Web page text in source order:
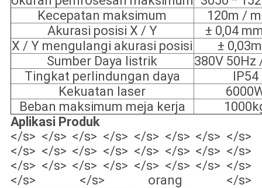
Kecepatan maksimum
120m /
Akurasi posisi X / Y
± 0,04
X / Y mengulangi akurasi posisi
±
Sumber Daya listrik
380V 50Hz
Tingkat perlindungan daya
IP54
Kekuatan laser
Beban maksimum meja kerja
Aplikasi Produk
</s> </s> </s> </s> </s> </s> </s> </s>
</s> </s> </s> </s> </s> </s> </s> </s>
</s> </s> </s> </s> </s> </s> </s> </s>
</s> </s> orang </s>